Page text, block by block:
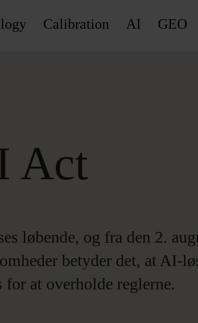
Calibration AI GEO
Act
løbende, og fra den 2.
betyder det, at AI-
at overholde reglerne.